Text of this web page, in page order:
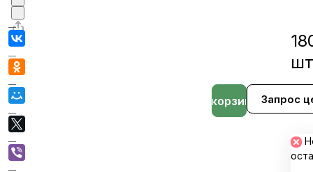
шт
Запрос
В корзине